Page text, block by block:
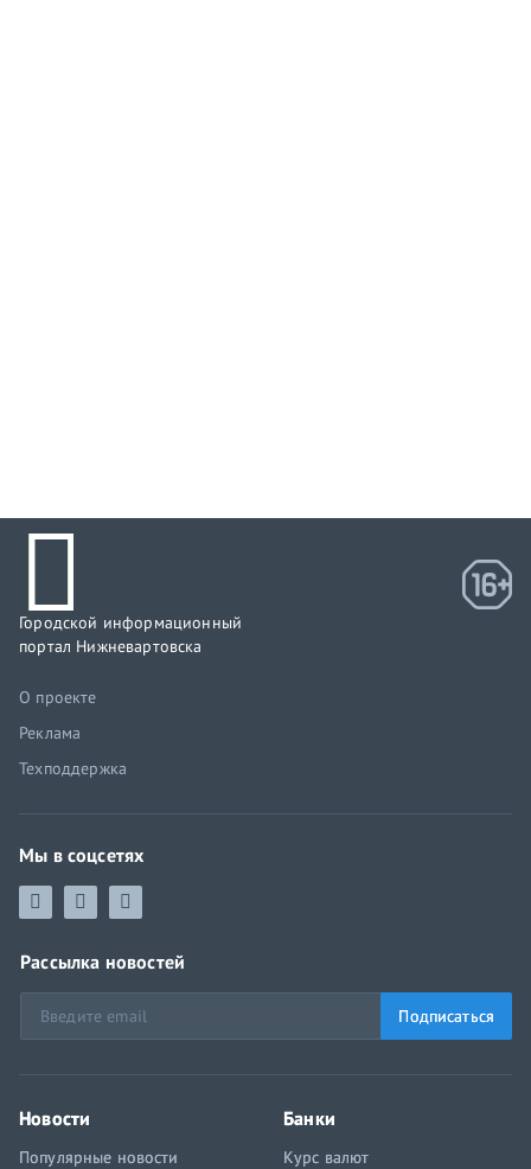
Городской информационный
портал Нижневартовска
О проекте
Реклама
Техподдержка
Мы в соцсетях
Рассылка новостей
Подписаться
Новости
Популярные новости
Банки
Курс валют